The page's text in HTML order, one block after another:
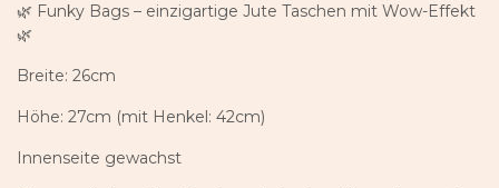
🌿 Funky Bags – einzigartige Jute Taschen mit Wow-Effekt
🌿
Breite: 26cm
Höhe: 27cm (mit Henkel: 42cm)
Innenseite gewachst